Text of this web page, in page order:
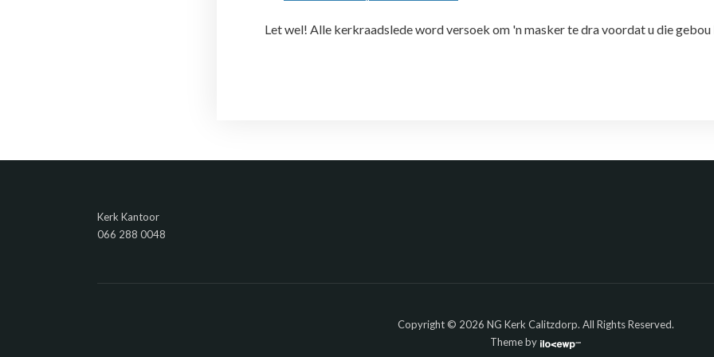
Let wel! Alle kerkraadslede word versoek om 'n masker te dra voordat u die gebou
Kerk Kantoor
066 288 0048
Copyright © 2026 NG Kerk Calitzdorp. All Rights Reserved.
Theme by